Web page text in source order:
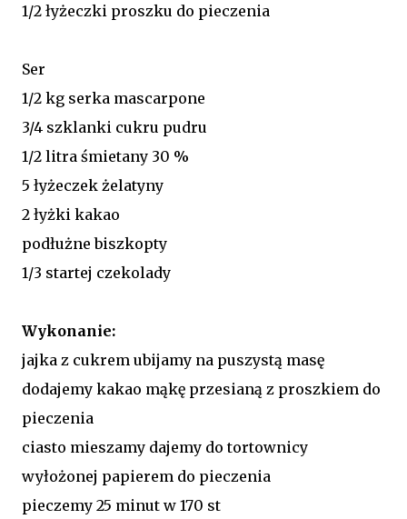
1/2 łyżeczki proszku do pieczenia
Ser
1/2 kg serka mascarpone
3/4 szklanki cukru pudru
1/2 litra śmietany 30 %
5 łyżeczek żelatyny
2 łyżki kakao
podłużne biszkopty
1/3 startej czekolady
Wykonanie:
jajka z cukrem ubijamy na puszystą masę
dodajemy kakao mąkę przesianą z proszkiem do
pieczenia
ciasto mieszamy dajemy do tortownicy
wyłożonej papierem do pieczenia
pieczemy 25 minut w 170 st